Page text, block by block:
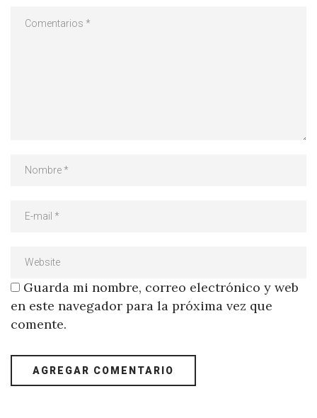
Guarda mi nombre, correo electrónico y web
en este navegador para la próxima vez que
comente.